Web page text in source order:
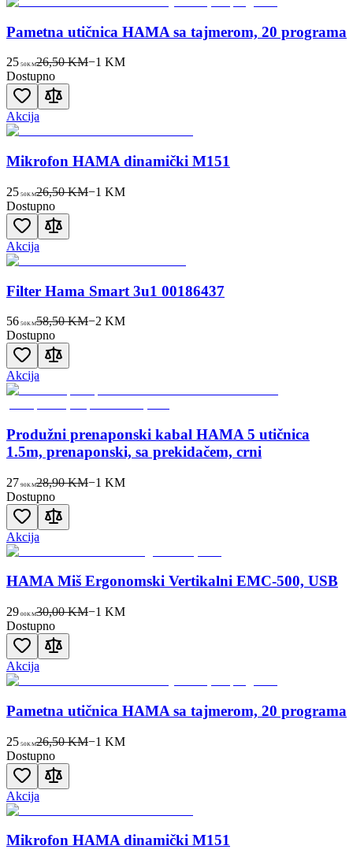
Pametna utičnica HAMA sa tajmerom, 20 programa
25 50KM26,50 KM−1 KM
Dostupno
Akcija
Mikrofon HAMA dinamički M151
25 50KM26,50 KM−1 KM
Dostupno
Akcija
Filter Hama Smart 3u1 00186437
56 50KM58,50 KM−2 KM
Dostupno
Akcija
Produžni prenaponski kabal HAMA 5 utičnica
1.5m, prenaponski, sa prekidačem, crni
27 90KM28,90 KM−1 KM
Dostupno
Akcija
HAMA Miš Ergonomski Vertikalni EMC-500, USB
29 00KM30,00 KM−1 KM
Dostupno
Akcija
Pametna utičnica HAMA sa tajmerom, 20 programa
25 50KM26,50 KM−1 KM
Dostupno
Akcija
Mikrofon HAMA dinamički M151